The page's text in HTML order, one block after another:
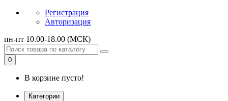
Регистрация
Авторизация
пн-пт 10.00-18.00 (МСК)
0
В корзине пусто!
Категории